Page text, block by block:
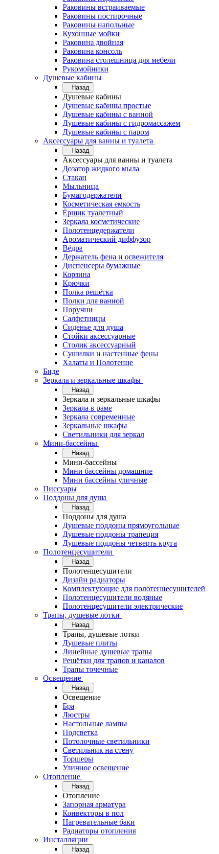
Раковины встраиваемые
Раковины постирочные
Раковины напольные
Кухонные мойки
Раковина двойная
Раковина консоль
Раковина столешница для мебели
Рукомойники
Душевые кабины
Назад
Душевые кабины
Душевые кабины простые
Душевые кабины с ванной
Душевые кабины с гидромассажем
Душевые кабины с паром
Аксессуары для ванны и туалета
Назад
Аксессуары для ванны и туалета
Дозатор жидкого мыла
Стакан
Мыльница
Бумагодержатели
Косметическая емкость
Ёршик туалетный
Зеркала косметические
Полотенцедержатели
Ароматический диффузор
Вёдра
Держатель фена и освежителя
Диспенсеры бумажные
Корзина
Крючки
Полка решётка
Полки для ванной
Поручни
Салфетницы
Сиденье для душа
Стойки аксессуарные
Столик аксессуарный
Сушилки и настенные фены
Халаты и Полотенце
Биде
Зеркала и зеркальные шкафы
Назад
Зеркала и зеркальные шкафы
Зеркала в раме
Зеркала современные
Зеркальные шкафы
Светильники для зеркал
Мини-бассейны
Назад
Мини-бассейны
Мини бассейны домашние
Мини бассейны уличные
Писсуары
Поддоны для душа
Назад
Поддоны для душа
Душевые поддоны прямоугольные
Душевые поддоны трапеция
Душевые поддоны четверть круга
Полотенцесушители
Назад
Полотенцесушители
Дизайн радиаторы
Комплектующие для полотенцесушителей
Полотенцесушители водяные
Полотенцесушители электрические
Трапы, душевые лотки
Назад
Трапы, душевые лотки
Душевые плиты
Линейные душевые трапы
Решётки для трапов и каналов
Трапы точечные
Освещение
Назад
Освещение
Бра
Люстры
Настольные лампы
Подсветка
Потолочные светильники
Светильник на стену
Торшеры
Уличное освещение
Отопление
Назад
Отопление
Запорная арматура
Конвекторы в пол
Нагревательные баки
Радиаторы отопления
Инсталляции
Назад